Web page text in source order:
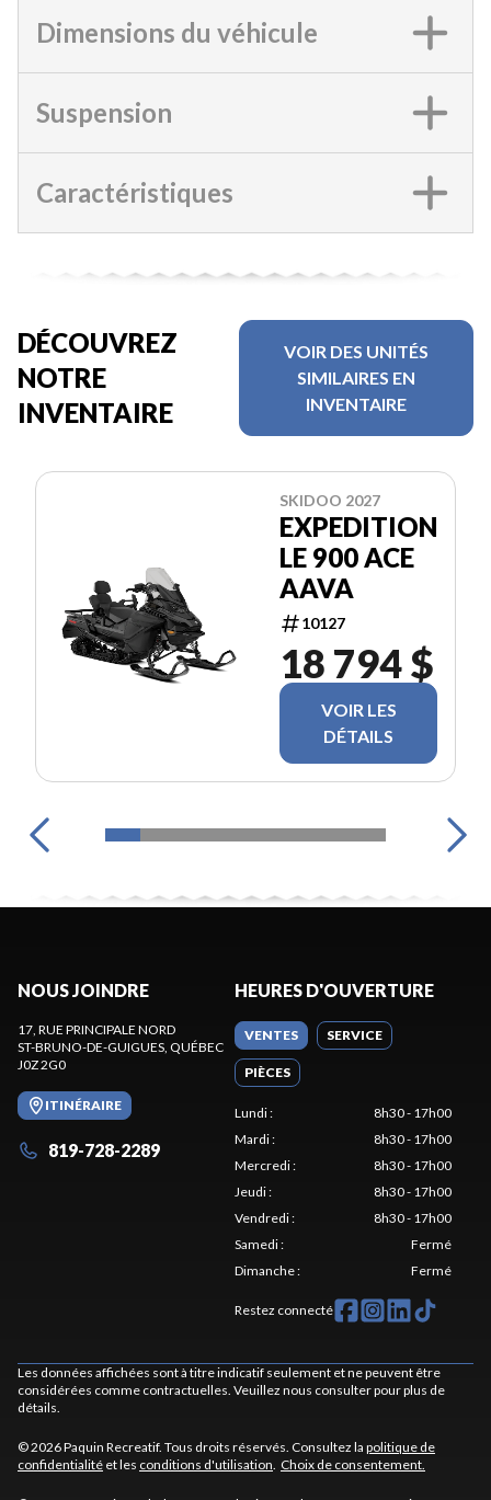
Dimensions du véhicule
Suspension
Caractéristiques
DÉCOUVREZ
NOTRE
INVENTAIRE
VOIR DES UNITÉS
SIMILAIRES EN
INVENTAIRE
SKIDOO 2027
EXPEDITION
LE 900 ACE
AAVA
10127
18 794 $
VOIR LES
DÉTAILS
NOUS JOINDRE
17, RUE PRINCIPALE NORD
ST-BRUNO-DE-GUIGUES, QUÉBEC
J0Z 2G0
ITINÉRAIRE
819-728-2289
HEURES D'OUVERTURE
VENTES SERVICE
PIÈCES
Lundi:
8h30 - 17h00
Mardi:
8h30 - 17h00
Mercredi:
8h30 - 17h00
Jeudi:
8h30 - 17h00
Vendredi:
8h30 - 17h00
Samedi:
Fermé
Dimanche: Fermé
Restez connecté
Les données affichées sont à titre indicatif seulement et ne peuvent être
considérées comme contractuelles. Veuillez nous consulter pour plus de
détails.
© 2026 Paquin Recreatif. Tous droits réservés. Consultez la politique de
confidentialité et les conditions d'utilisation. Choix de consentement.